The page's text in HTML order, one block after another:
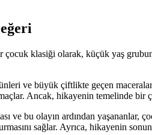
klasiği olarak, küçük yaş
ve büyük çiftlikte geçen
Ancak, hikayenin temelinde bir
ve bu olayın ardından
sağlar. Ayrıca, hikayenin